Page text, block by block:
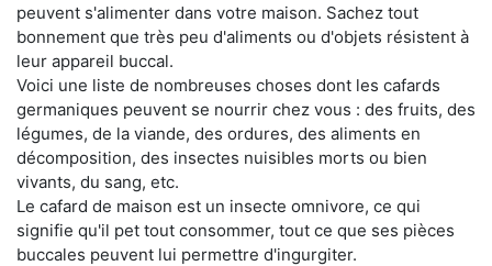
peuvent s'alimenter dans votre maison. Sachez tout
bonnement que très peu d'aliments ou d'objets résistent à
leur appareil buccal.
Voici une liste de nombreuses choses dont les cafards
germaniques peuvent se nourrir chez vous : des fruits, des
légumes, de la viande, des ordures, des aliments en
décomposition, des insectes nuisibles morts ou bien
vivants, du sang, etc.
Le cafard de maison est un insecte omnivore, ce qui
signifie qu'il pet tout consommer, tout ce que ses pièces
buccales peuvent lui permettre d'ingurgiter.